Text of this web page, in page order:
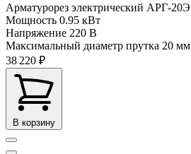
Арматурорез электрический АРГ-20Э
Мощность 0.95 кВт
Напряжение 220 В
Максимальный диаметр прутка 20 мм
38 220 ₽
В корзину